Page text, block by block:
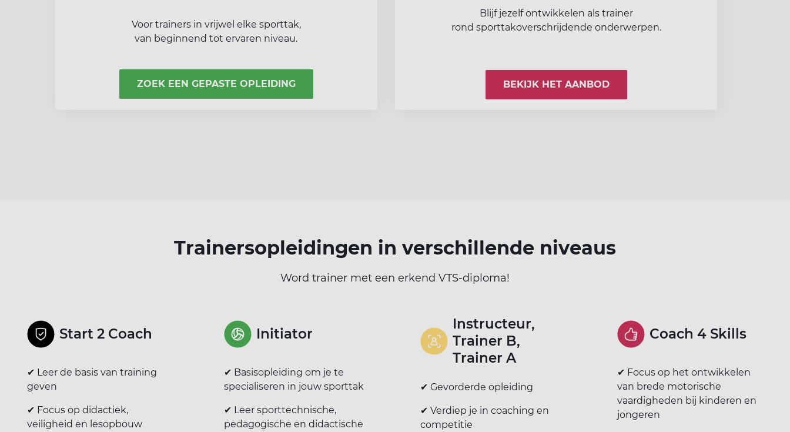
Voor trainers in vrijwel elke sporttak,
van beginnend tot ervaren niveau.
ZOEK EEN GEPASTE OPLEIDING
Blijf jezelf ontwikkelen als trainer
rond sporttakoverschrijdende onderwerpen.
BEKIJK HET AANBOD
Trainersopleidingen in verschillende niveaus
Word trainer met een erkend VTS-diploma!
Start 2 Coach
✔ Leer de basis van training
geven
✔ Focus op didactiek,
veiligheid en lesopbouw
Initiator
✔ Basisopleiding om je te
specialiseren in jouw sporttak
✔ Leer sporttechnische,
pedagogische en didactische
Instructeur,
Trainer B,
Trainer A
✔ Gevorderde opleiding
✔ Verdiep je in coaching en
competitie
Coach 4 Skills
✔ Focus op het ontwikkelen
van brede motorische
vaardigheden bij kinderen en
jongeren